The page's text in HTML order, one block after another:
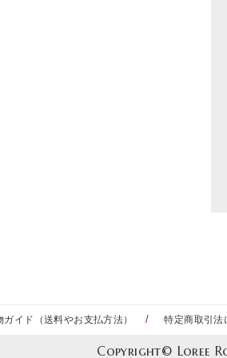
ガイド（送料やお支払方法） 特定商取引法
Copyright© Loree